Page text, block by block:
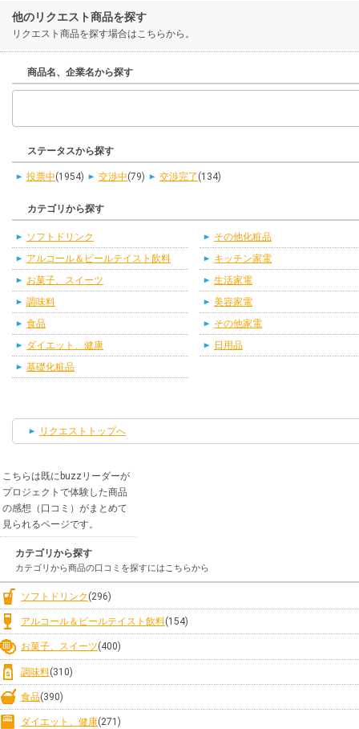
他のリクエスト商品を探す
リクエスト商品を探す場合はこちらから。
商品名、企業名から探す
ステータスから探す
投票中(1954) 交渉中(79) 交渉完了 (134)
カテゴリから探す
ソフトドリンク
アルコール＆ビールテイスト飲料
お菓子、スイーツ
調味料
食品
ダイエット、健康
基礎化粧品
その他化粧品
キッチン家電
生活家電
美容家電
その他家電
日用品
リクエストトップへ
こちらは既にbuzzリーダーが
プロジェクトで体験した商品
の感想（口コミ）がまとめて
見られるページです。
カテゴリから探す
カテゴリから商品の口コミを探すにはこちらから
ソフトドリンク (296)
アルコール＆ビールテイスト飲料(154)
お菓子、スイーツ(400)
調味料(310)
食品(390)
ダイエット、健康(271)